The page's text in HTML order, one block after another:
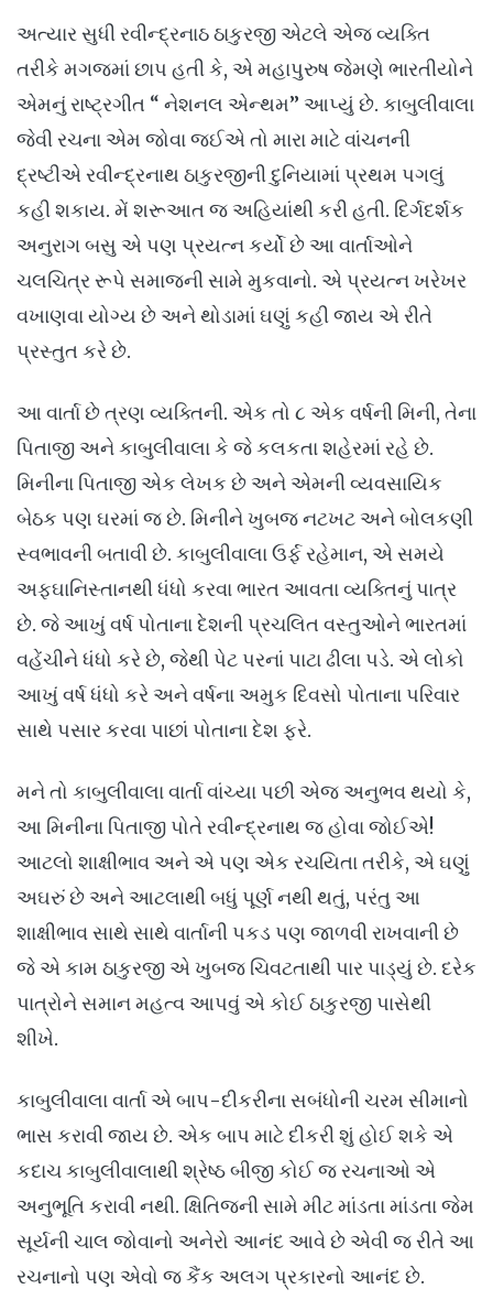
અત્યાર સુધી રવીન્દ્રનાઠ ઠાકુરજી એટલે એજ વ્યક્તિ
તરીકે મગજમાં છાપ હતી કે, એ મહાપુરુષ જેમણે ભારતીયોને
એમનું રાષ્ટ્રગીત “ નેશનલ એન્થમ” આપ્યું છે. કાબુલીવાલા
જેવી રચના એમ જોવા જઈએ તો મારા માટે વાંચનની
દ્રષ્ટીએ રવીન્દ્રનાથ ઠાકુરજીની દુનિયામાં પ્રથમ પગલું
કહી શકાય. મેં શરૂઆત જ અહિયાંથી કરી હતી. દિર્ગદર્શક
અનુરાગ બસુ એ પણ પ્રયત્ન કર્યો છે આ વાર્તાઓને
ચલચિત્ર રૂપે સમાજની સામે મુકવાનો. એ પ્રયત્ન ખરેખર
વખાણવા યોગ્ય છે અને થોડામાં ઘણું કહી જાય એ રીતે
પ્રસ્તુત કરે છે.
આ વાર્તા છે ત્રણ વ્યક્તિની. એક તો ૮ એક વર્ષની મિની, તેના
પિતાજી અને કાબુલીવાલા કે જે કલકતા શહેરમાં રહે છે.
મિનીના પિતાજી એક લેખક છે અને એમની વ્યવસાયિક
બેઠક પણ ઘરમાં જ છે. મિનીને ખુબજ નટખટ અને બોલકણી
સ્વભાવની બતાવી છે. કાબુલીવાલા ઉર્ફ રહેમાન, એ સમયે
અફઘાનિસ્તાનથી ધંધો કરવા ભારત આવતા વ્યક્તિનું પાત્ર
છે. જે આખું વર્ષ પોતાના દેશની પ્રચલિત વસ્તુઓને ભારતમાં
વહેંચીને ધંધો કરે છે, જેથી પેટ પરનાં પાટા ઢીલા પડે. એ લોકો
આખું વર્ષ ધંધો કરે અને વર્ષના અમુક દિવસો પોતાના પરિવાર
સાથે પસાર કરવા પાછાં પોતાના દેશ ફરે.
મને તો કાબુલીવાલા વાર્તા વાંચ્યા પછી એજ અનુભવ થયો કે,
આ મિનીના પિતાજી પોતે રવીન્દ્રનાથ જ હોવા જોઈએ!
આટલો શાક્ષીભાવ અને એ પણ એક રચયિતા તરીકે, એ ઘણું
અઘરું છે અને આટલાથી બધું પૂર્ણ નથી થતું, પરંતુ આ
શાક્ષીભાવ સાથે સાથે વાર્તાની પકડ પણ જાળવી રાખવાની છે
જે એ કામ ઠાકુરજી એ ખુબજ ચિવટતાથી પાર પાડ્યું છે. દરેક
પાત્રોને સમાન મહત્વ આપવું એ કોઈ ઠાકુરજી પાસેથી
શીખે.
કાબુલીવાલા વાર્તા એ બાપ-દીકરીના સબંધોની ચરમ સીમાનો
ભાસ કરાવી જાય છે. એક બાપ માટે દીકરી શું હોઈ શકે એ
કદાચ કાબુલીવાલાથી શ્રેષ્ઠ બીજી કોઈ જ રચનાઓ એ
અનુભૂતિ કરાવી નથી. ક્ષિતિજની સામે મીટ માંડતા માંડતા જેમ
સૂર્યની ચાલ જોવાનો અનેરો આનંદ આવે છે એવી જ રીતે આ
રચનાનો પણ એવો જ કૈંક અલગ પ્રકારનો આનંદ છે.